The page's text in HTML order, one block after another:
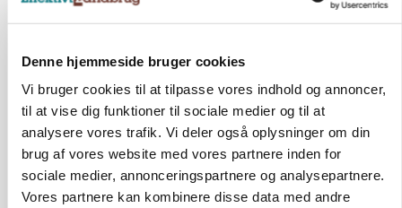
Denne hjemmeside bruger cookies
Vi bruger cookies til at tilpasse vores indhold og annoncer,
til at vise dig funktioner til sociale medier og til at
analysere vores trafik. Vi deler også oplysninger om din
brug af vores website med vores partnere inden for
sociale medier, annonceringspartnere og analysepartnere.
Vores partnere kan kombinere disse data med andre
BUSINESS